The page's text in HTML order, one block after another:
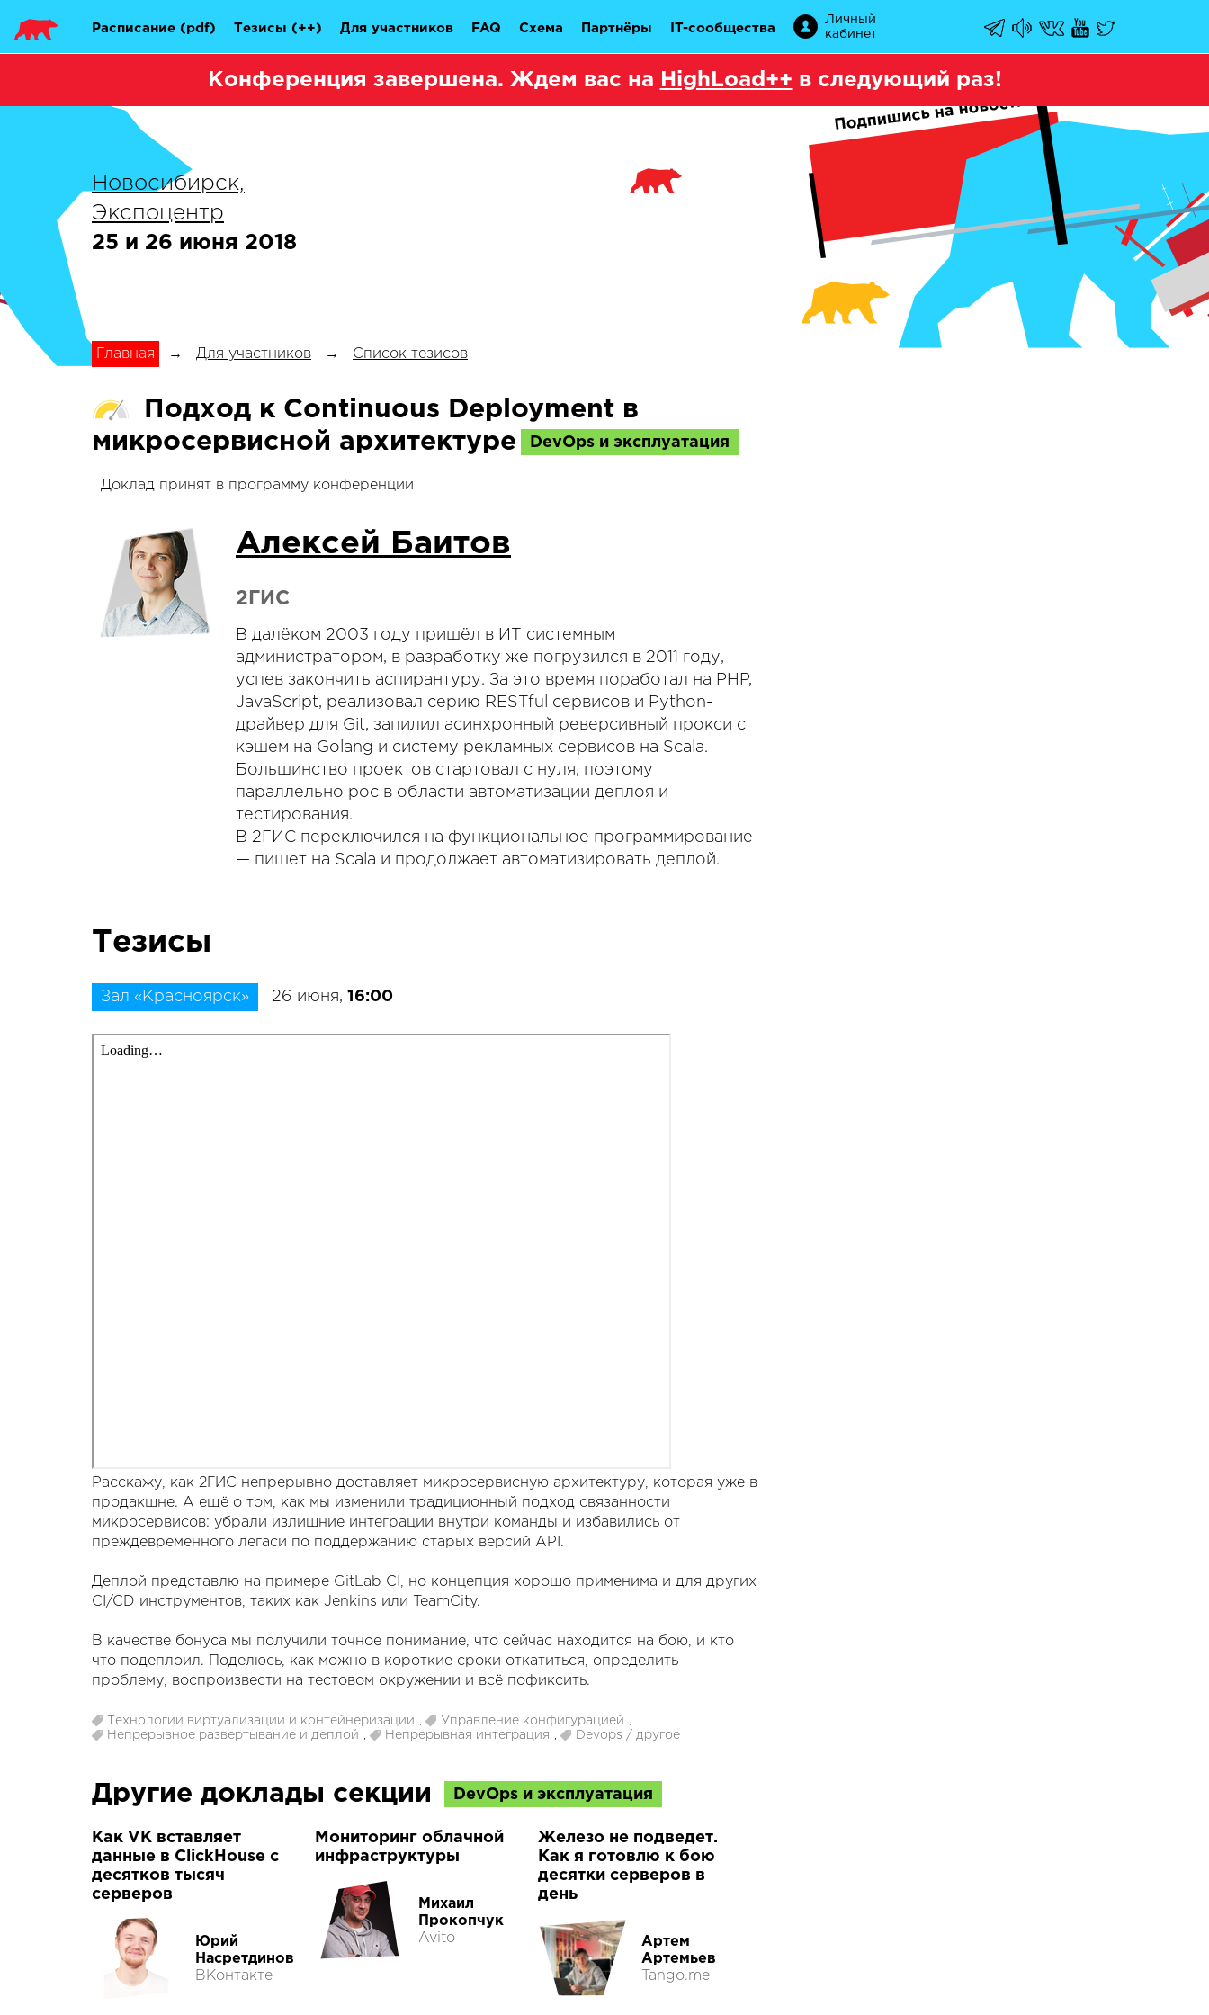
Расписание (pdf) Тезисы (++) Для участников FAQ Схема Партнёры IT-сообщества
Личный
кабинет
Конференция завершена. Ждем вас на HighLoad++ в следующий раз!
Новосибирск,
Экспоцентр
25 и 26 июня 2018
Главная → Для участников → Список тезисов
Подход к Continuous Deployment в
микросервисной архитектуре
DevOps и эксплуатация
Доклад принят в программу конференции
Алексей Баитов
2ГИС
В далёком 2003 году пришёл в ИТ системным
администратором, в разработку же погрузился в 2011 году,
успев закончить аспирантуру. За это время поработал на PHP,
JavaScript, реализовал серию RESTful сервисов и Python-
драйвер для Git, запилил асинхронный реверсивный прокси с
кэшем на Golang и систему рекламных сервисов на Scala.
Большинство проектов стартовал с нуля, поэтому
параллельно рос в области автоматизации деплоя и
тестирования.
В 2ГИС переключился на функциональное программирование
— пишет на Scala и продолжает автоматизировать деплой.
Тезисы
Зал «Красноярск» 26 июня, 16:00
Расскажу, как 2ГИС непрерывно доставляет микросервисную архитектуру, которая уже в
продакшне. А ещё о том, как мы изменили традиционный подход связанности
микросервисов: убрали излишние интеграции внутри команды и избавились от
преждевременного легаси по поддержанию старых версий API.
Деплой представлю на примере GitLab CI, но концепция хорошо применима и для других
CI/CD инструментов, таких как Jenkins или TeamCity.
В качестве бонуса мы получили точное понимание, что сейчас находится на бою, и кто
что подеплоил. Поделюсь, как можно в короткие сроки откатиться, определить
проблему, воспроизвести на тестовом окружении и всё пофиксить.
Технологии виртуализации и контейнеризации Управление конфигурацией
Непрерывное развертывание и деплой
Непрерывная интеграция Devops / другое
Другие доклады секции DevOps и эксплуатация
Как VK вставляет
данные в ClickHouse с
десятков тысяч
серверов
Юрий
Насретдинов
ВКонтакте
Мониторинг облачной
инфраструктуры
Михаил
Прокопчук
Avito
Железо не подведет.
Как я готовлю к бою
десятки серверов в
день
Артем
Артемьев
Tango.me